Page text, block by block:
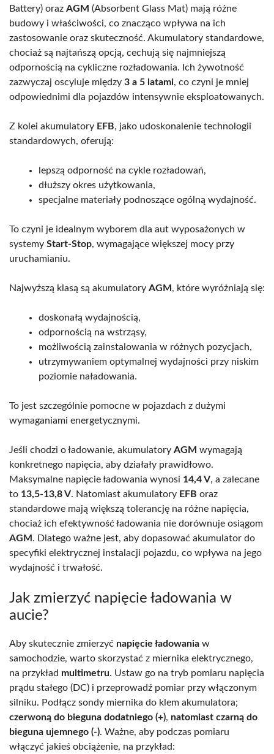
Battery) oraz AGM (Absorbent Glass Mat) mają różne
budowy i właściwości, co znacząco wpływa na ich
zastosowanie oraz skuteczność. Akumulatory standardowe,
chociaż są najtańszą opcją, cechują się najmniejszą
odpornością na cykliczne rozładowania. Ich żywotność
zazwyczaj oscyluje między 3 a 5 latami, co czyni je mniej
odpowiednimi dla pojazdów intensywnie eksploatowanych.
Z kolei akumulatory EFB, jako udoskonalenie technologii
standardowych, oferują:
lepszą odporność na cykle rozładowań,
dłuższy okres użytkowania,
specjalne materiały podnoszące ogólną wydajność.
To czyni je idealnym wyborem dla aut wyposażonych w
systemy Start-Stop, wymagające większej mocy przy
uruchamianiu.
Najwyższą klasą są akumulatory AGM , które wyróżniają się:
doskonałą wydajnością,
odpornością na wstrząsy,
możliwością zainstalowania w różnych pozycjach,
utrzymywaniem optymalnej wydajności przy niskim
poziomie naładowania.
To jest szczególnie pomocne w pojazdach z dużymi
wymaganiami energetycznymi.
Jeśli chodzi o ładowanie, akumulatory AGM wymagają
konkretnego napięcia, aby działały prawidłowo.
Maksymalne napięcie ładowania wynosi 14,4 V, a zalecane
to 13,5-13,8 V. Natomiast akumulatory EFB oraz
standardowe mają większą tolerancję na różne napięcia,
chociaż ich efektywność ładowania nie dorównuje osiągom
AGM . Dlatego ważne jest, aby dopasować akumulator do
specyfiki elektrycznej instalacji pojazdu, co wpływa na jego
wydajność i trwałość.
Jak zmierzyć napięcie ładowania w
aucie?
Aby skutecznie zmierzyć napięcie ładowania w
samochodzie, warto skorzystać z miernika elektrycznego,
na przykład multimetru. Ustaw go na tryb pomiaru napięcia
prądu stałego (DC) i przeprowadź pomiar przy włączonym
silniku. Podłącz sondy miernika do klem akumulatora;
czerwoną do bieguna dodatniego (+), natomiast czarną do
bieguna ujemnego (-). Ważne, aby podczas pomiaru
włączyć jakieś obciążenie, na przykład: